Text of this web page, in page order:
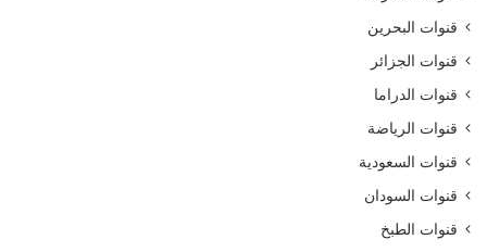
قنوات البحرين
قنوات الجزائر
قنوات الدراما
قنوات الرياضة
قنوات السعودية
قنوات السودان
قنوات الطبخ